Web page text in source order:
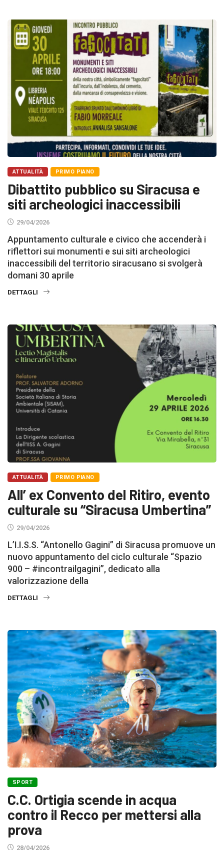
ATTUALITÀ PRIMO PIANO
Dibattito pubblico su Siracusa e
siti archeologici inaccessibili
29/04/2026
Appuntamento culturale e civico che accenderà i
riflettori sui monumenti e sui siti archeologici
inaccessibili del territorio siracusano si svolgerà
domani 30 aprile
DETTAGLI
ATTUALITÀ PRIMO PIANO
All’ ex Convento del Ritiro, evento
culturale su “Siracusa Umbertina”
29/04/2026
L’I.I.S.S. “Antonello Gagini” di Siracusa promuove un
nuovo appuntamento del ciclo culturale “Spazio
900 – #incontrailgagini”, dedicato alla
valorizzazione della
DETTAGLI
SPORT
C.C. Ortigia scende in acqua
contro il Recco per mettersi alla
prova
28/04/2026